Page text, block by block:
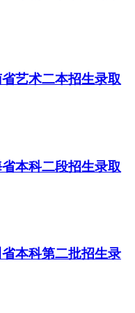
艺术二本招生录取
本科二段招生录取
本科第二批招生录